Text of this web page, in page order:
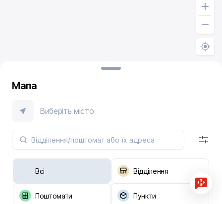
Мапа
Виберіть місто
Всі Відділення
Поштомати Пункти